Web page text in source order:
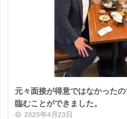
元々面接が得意ではなかった
臨むことができました。
2025年4月23日